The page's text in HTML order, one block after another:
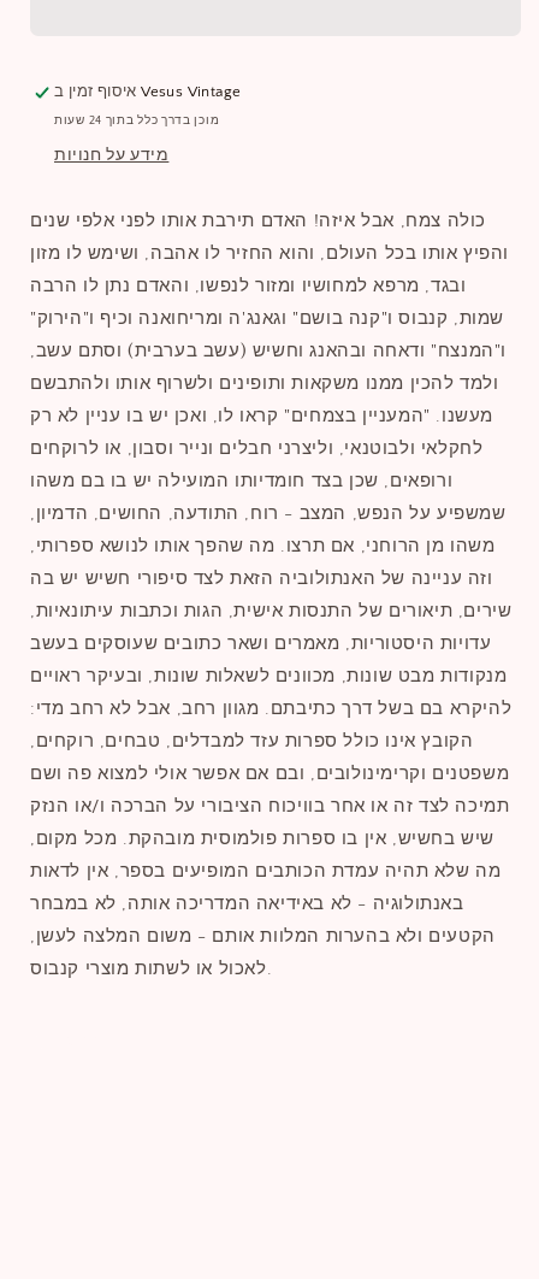
איסוף זמין בVesus Vintage
מוכן בדרך כלל בתוך 24 שעות
מידע על חנויות
כולה צמח, אבל איזה! האדם תירבת אותו לפני אלפי שנים
והפיץ אותו בכל העולם, והוא החזיר לו אהבה, ושימש לו מזון
ובגד, מרפא למחושיו ומזור לנפשו, והאדם נתן לו הרבה
שמות, קנבוס ו"קנה בושם" וגאנג'ה ומריחואנה וכיף ו"הירוק"
ו"המנצח" ודאחה ובהאנג וחשיש (עשב בערבית) וסתם עשב,
ולמד להכין ממנו משקאות ותופינים ולשרוף אותו ולהתבשם
מעשנו. "המעניין בצמחים" קראו לו, ואכן יש בו עניין לא רק
לחקלאי ולבוטנאי, וליצרני חבלים ונייר וסבון, או לרוקחים
ורופאים, שכן בצד חומדיותו המועילה יש בו בם משהו
שמשפיע על הנפש, המצב - רוח, התודעה, החושים, הדמיון,
משהו מן הרוחני, אם תרצו. מה שהפך אותו לנושא ספרותי,
וזה עניינה של האנתולוביה הזאת לצד סיפורי חשיש יש בה
שירים, תיאורים של התנסות אישית, הגות וכתבות עיתונאיות,
עדויות היסטוריות, מאמרים ושאר כתובים שעוסקים בעשב
מנקודות מבט שונות, מכוונים לשאלות שונות, ובעיקר ראויים
להיקרא בם בשל דרך כתיבתם. מגוון רחב, אבל לא רחב מדי:
הקובץ אינו כולל ספרות עזד למבדלים, טבחים, רוקחים,
משפטנים וקרימינולובים, ובם אם אפשר אולי למצוא פה ושם
תמיכה לצד זה או אחר בוויכוח הציבורי על הברכה ו/או הנזק
שיש בחשיש, אין בו ספרות פולמוסית מובהקת. מכל מקום,
מה שלא תהיה עמדת הכותבים המופיעים בספר, אין לדאות
באנתולוגיה - לא באידיאה המדריכה אותה, לא במבחר
הקטעים ולא בהערות המלוות אותם - משום המלצה לעשן,
לאכול או לשתות מוצרי קנבוס.